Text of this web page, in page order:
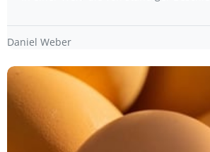
Daniel Weber